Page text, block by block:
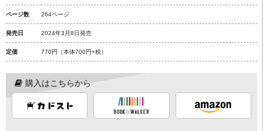
ページ数 264ページ
発売日 2024年3月8日発売
定価 770円 （本体700円+税）
購入はこちらから